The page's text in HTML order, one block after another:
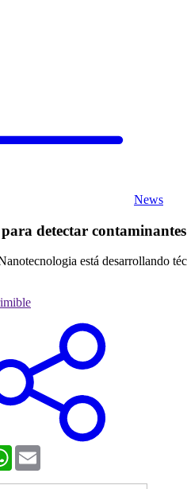
News
detectar
está desarrollando
WhatsApp